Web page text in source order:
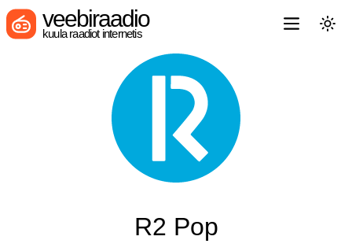
veebiraadio
kuula raadiot internetis
R2 Pop